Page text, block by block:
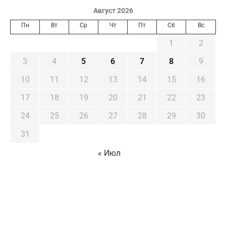
Август 2026
Пн Вт Ср Чт Пт Сб Вс
1
2
3
4 5 6 7 8
9
10
11 12 13 14 15
16
17
18 19 20 21 22
23
24
25 26 27 28 29
30
31
« Июл